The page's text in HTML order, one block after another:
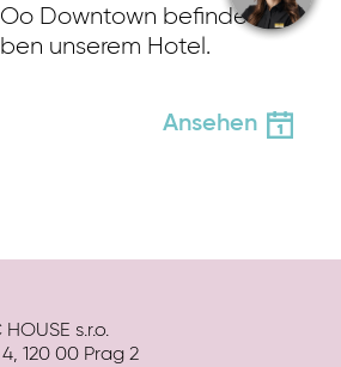
Downtown befindet
unserem Hotel.
Ansehen
HOUSE s.r.o.
120 00 Prag 2